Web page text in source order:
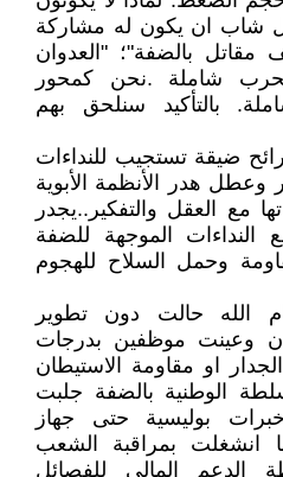
شاب ان يكون له مشاركة
مقاتل بالضفة"؛ "العدوان
شاملة .نحن كمحور
بالتأكيد سنلحق بهم
ضيقة تستجيب للنداءات
هدر الأنظمة الأبوية
مع العقل والتفكير..يجدر
النداءات الموجهة للضفة
وحمل السلاح للهجوم
الله حالت دون تطوير
وعينت موظفين بدرجات
او مقاومة الاستيطان
الوطنية بالضفة جلبت
بوليسية حتى جهاز
انشغلت بمراقبة الشعب
المالي للفصائل